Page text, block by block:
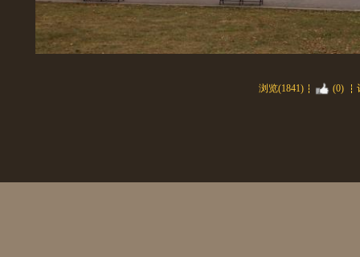
浏览(1841) (0)